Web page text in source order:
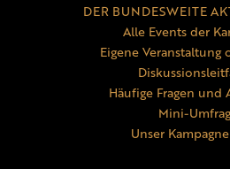
DER BUNDESWEITE
Alle Events der
Eigene Veranstaltung
Häufige Fragen und
Mini-
Unser